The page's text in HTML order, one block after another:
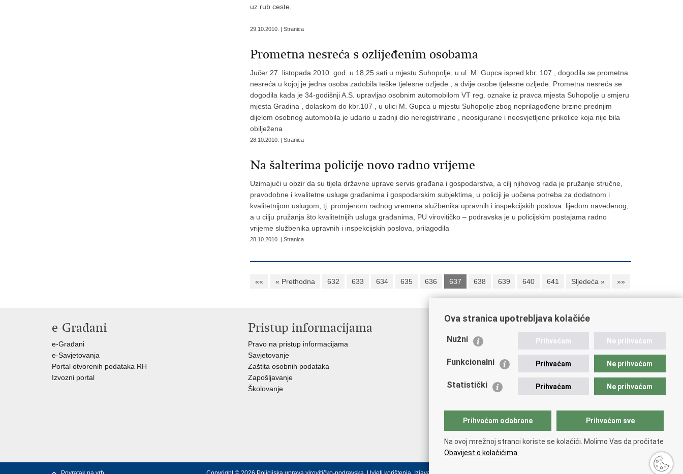
uz rub ceste.
29.10.2010. | Stranica
Prometna nesreća s ozlijeđenim osobama
Jučer 27. listopada 2010. god. u 18,25 sati u mjestu Suhopolje, u ul. M. Gupca ispred kbr. 107 , dogodila se prometna
nesreća u kojoj je jedna osoba zadobila teške tjelesne ozljede , a dvije osobe tjelesne ozljede. Prometna nesreća se
dogodila kada je 34-godišnji A.S. upravljao osobnim automobilom VT reg. oznake iz pravca mjesta Suhopolje u smjeru
mjesta Gradina , dolaskom do kbr.107 , u ulici M. Gupca u mjestu Suhopolje zbog neprilagođene brzine prednjim
dijelom osobnog automobila je udario u zadnji dio neregistrirane , neosigurane i neosvjetljene prikolice koja nije bila
obilježena
28.10.2010. | Stranica
Na šalterima policije novo radno vrijeme
Uzimajući u obzir da su tijela državne uprave servis građana i gospodarstva, a cilj njihovog rada je pružanje stručne,
pravodobne i kvalitetne usluge građanima i gospodarskim subjektima, u policiji je uočena potreba za dodatnom i
kvalitetnijom uslugom, tj. promjenom radnog vremena službenika upravnih i inspekcijskih poslova. lijedom navedenog,
a u cilju pružanja što kvalitetnijih usluga građanima, PU virovitičko – podravska je u policijskim postajama radno
vrijeme službenika upravnih i inspekcijskih poslova, prilagodila
28.10.2010. | Stranica
«« « Prethodna 632 633 634 635 636 637 638 639 640 641 Sljedeća » »»
e-Građani
e-Građani
e-Savjetovanja
Portal otvorenih podataka RH
Izvozni portal
Pristup informacijama
Pravo na pristup informacijama
Savjetovanje
Zaštita osobnih podataka
Zapošljavanje
Školovanje
Važne poveznice
Ministarstvo unutarnjih poslova
Udruge
Policijska akademija
Zaklada policijske solidarnosti
Centar za forenzična ispitivanja, istraživanja i vještačenja
"Ivan Vučetić"
Policijske uprave
Ova stranica upotrebljava kolačiće
Nužni Prihvaćam Ne prihvaćam
Funkcionalni Prihvaćam Ne prihvaćam
Statistički Prihvaćam Ne prihvaćam
Prihvaćam odabrane Prihvaćam sve
Na ovoj mrežnoj stranci koriste se kolačići. Molimo Vas da pročitate
Obavijest o kolačićima.